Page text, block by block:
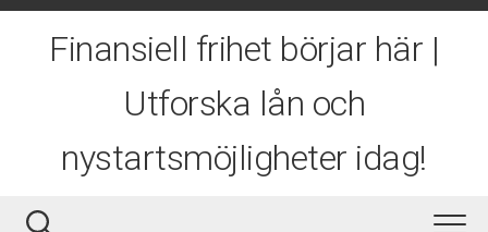
Skip
contentFinansiell frihet börjar här |
Utforska lån och
nystartsmöjligheter idag!